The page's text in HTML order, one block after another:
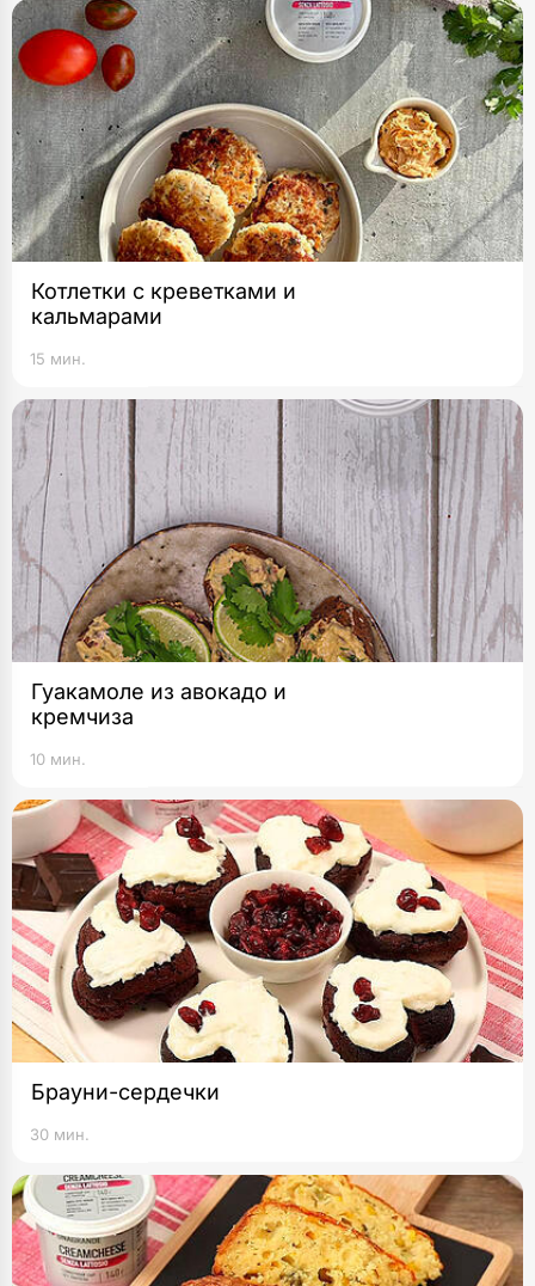
Котлетки с креветками и
кальмарами
15 мин.
Гуакамоле из авокадо и
кремчиза
10 мин.
Брауни-сердечки
30 мин.